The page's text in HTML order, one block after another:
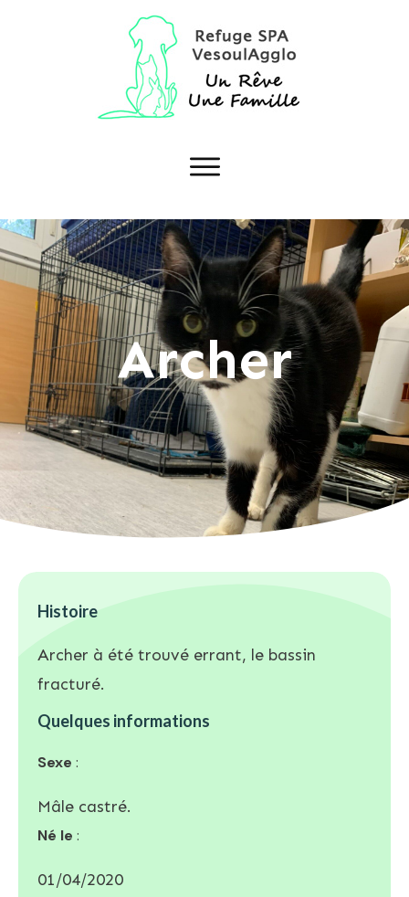
Archer
Histoire
Archer à été trouvé errant, le bassin
fracturé.
Quelques informations
Sexe :
Mâle castré.
Né le :
01/04/2020